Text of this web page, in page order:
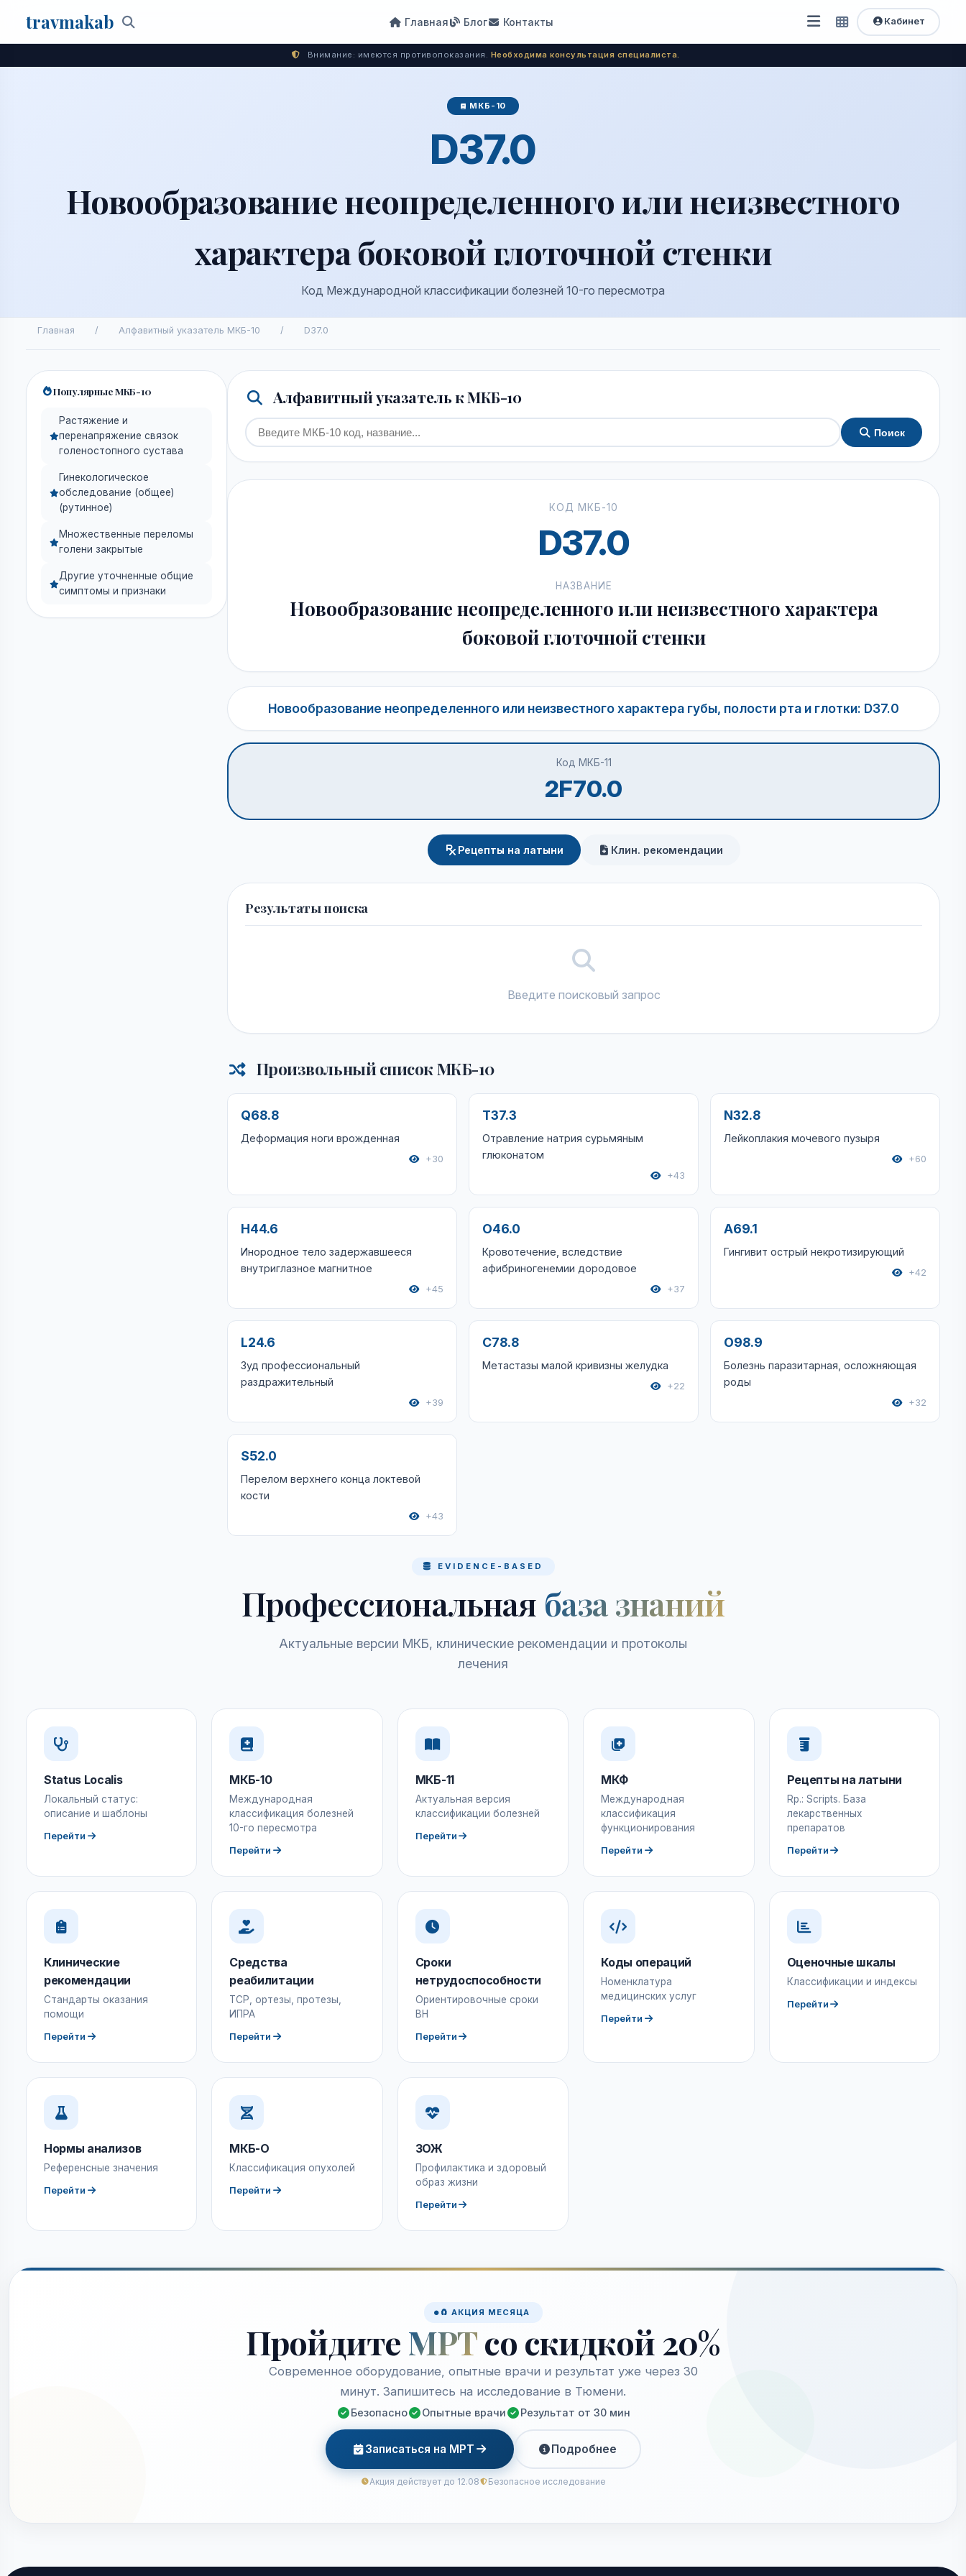
travmakab Поиск
Главная Блог Контакты
Открыть
меню
Быстрый
доступ
Кабинет
Внимание: имеются противопоказания. Необходима консультация специалиста.
МКБ-10
D37.0
Новообразование неопределенного или неизвестного
характера боковой глоточной стенки
Код Международной классификации болезней 10-го пересмотра
Главная / Алфавитный указатель МКБ-10 / D37.0
Популярные МКБ-10
Растяжение и
перенапряжение связок
голеностопного сустава
Гинекологическое
обследование (общее)
(рутинное)
Множественные переломы
голени закрытые
Другие уточненные общие
симптомы и признаки
Алфавитный указатель к МКБ-10
Поиск
КОД МКБ-10
D37.0
НАЗВАНИЕ
Новообразование неопределенного или неизвестного характера
боковой глоточной стенки
Новообразование неопределенного или неизвестного характера губы, полости рта и глотки: D37.0
Код МКБ-11
2F70.0
Рецепты на латыни Клин. рекомендации
Результаты поиска
Введите поисковый запрос
Произвольный список МКБ-10
Q68.8
Деформация ноги врожденная
+30
T37.3
Отравление натрия сурьмяным
глюконатом
+43
N32.8
Лейкоплакия мочевого пузыря
+60
H44.6
Инородное тело задержавшееся
внутриглазное магнитное
+45
O46.0
Кровотечение, вследствие
афибриногенемии дородовое
+37
A69.1
Гингивит острый некротизирующий
+42
L24.6
Зуд профессиональный
раздражительный
+39
C78.8
Метастазы малой кривизны желудка
+22
O98.9
Болезнь паразитарная, осложняющая
роды
+32
S52.0
Перелом верхнего конца локтевой
кости
+43
EVIDENCE-BASED
Профессиональная база знаний
Актуальные версии МКБ, клинические рекомендации и протоколы
лечения
Status Localis
Локальный статус:
описание и шаблоны
Перейти
МКБ-10
Международная
классификация болезней
10-го пересмотра
Перейти
МКБ-11
Актуальная версия
классификации болезней
Перейти
МКФ
Международная
классификация
функционирования
Перейти
Рецепты на латыни
Rp.: Scripts. База
лекарственных
препаратов
Перейти
Клинические
рекомендации
Стандарты оказания
помощи
Перейти
Средства
реабилитации
ТСР, ортезы, протезы,
ИПРА
Перейти
Сроки
нетрудоспособности
Ориентировочные сроки
ВН
Перейти
Коды операций
Номенклатура
медицинских услуг
Перейти
Оценочные шкалы
Классификации и индексы
Перейти
Нормы анализов
Референсные значения
Перейти
МКБ-О
Классификация опухолей
Перейти
ЗОЖ
Профилактика и здоровый
образ жизни
Перейти
🧲 АКЦИЯ МЕСЯЦА
Пройдите МРТсо скидкой 20%
Современное оборудование, опытные врачи и результат уже через 30
минут. Запишитесь на исследование в Тюмени.
Безопасно Опытные врачи Результат от 30 мин
Записаться на МРТ Подробнее
Акция действует до 12.08 Безопасное исследование